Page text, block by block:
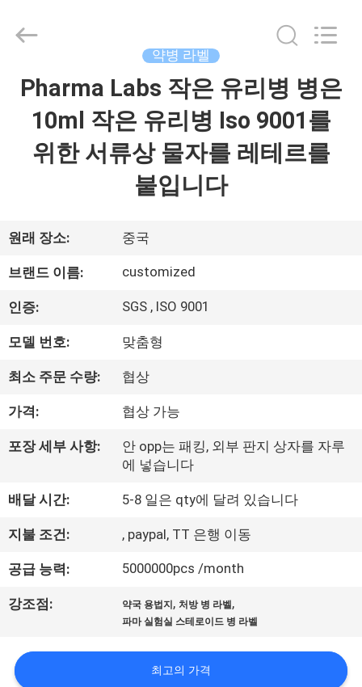
집
우
리
에
대
공
여
행
품
관
2017
Industry
약병 라벨
Pharma Labs 작은 유리병 병은
10ml 작은 유리병 Iso 9001를
위한 서류상 물자를 레테르를
붙입니다
원래 장소: 중국
브랜드 이름: customized
인증: SGS , ISO 9001
모델 번호: 맞춤형
최소 주문 수량: 협상
가격: 협상 가능
포장 세부 사항:
안 opp는 패킹, 외부 판지 상자를 자루
에 넣습니다
배달 시간: 5-8 일은 qty에 달려 있습니다
지불 조건: , paypal, TT 은행 이동
공급 능력: 5000000pcs /month
강조점: 약국 용법지 , 처방 병 라벨,
파마 실험실 스테로이드 병 라벨
최고의 가격